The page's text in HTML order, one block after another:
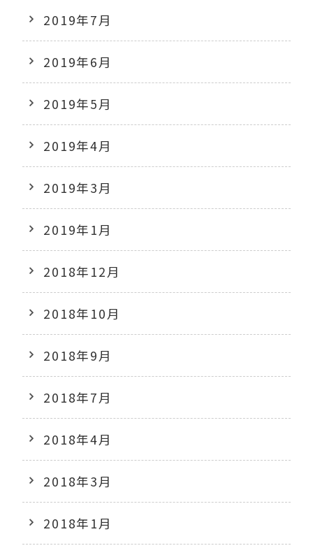
2019年7月
2019年6月
2019年5月
2019年4月
2019年3月
2019年1月
2018年12月
2018年10月
2018年9月
2018年7月
2018年4月
2018年3月
2018年1月